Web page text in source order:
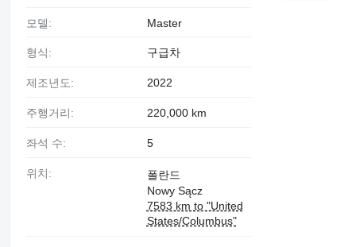
모델: Master
형식: 구급차
제조년도: 2022
주행거리: 220,000 km
좌석 수: 5
위치:
폴란드
Nowy Sącz
7583 km to "United
States/Columbus"